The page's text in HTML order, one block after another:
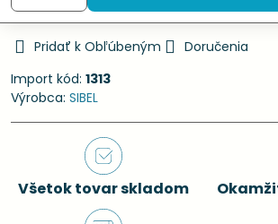
Pridať k Obľúbeným
Doručenia
Import kód: 1313
Výrobca: SIBEL
Všetok tovar skladom